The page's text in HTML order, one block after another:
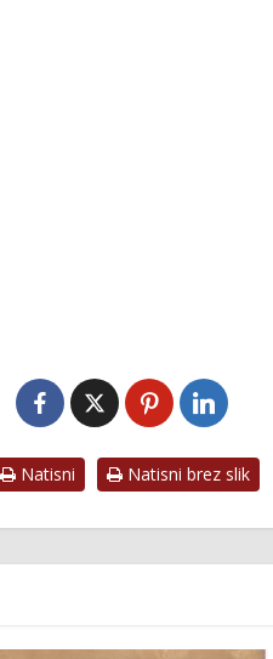
Natisni Natisni brez slik